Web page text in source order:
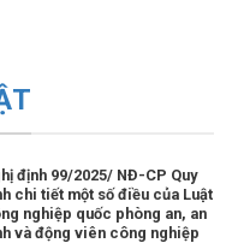
định 99/2025/ NĐ-CP Quy
chi tiết một số điều của Luật
nghiệp quốc phòng an, an
và động viên công nghiệp